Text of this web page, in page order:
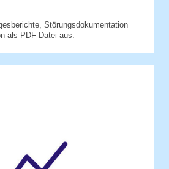
Störungsdokumentation
als PDF-Datei aus.